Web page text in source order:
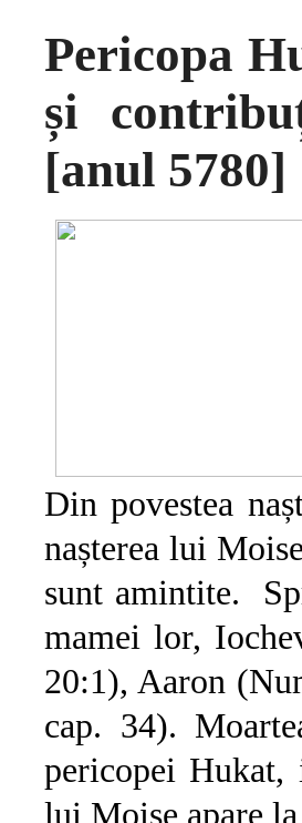
Pericopa
și
[anul 5780]
Din povestea
nașterea lui
sunt amintite.
mamei lor,
20:1), Aaron
cap. 34).
pericopei
lui Moise apare